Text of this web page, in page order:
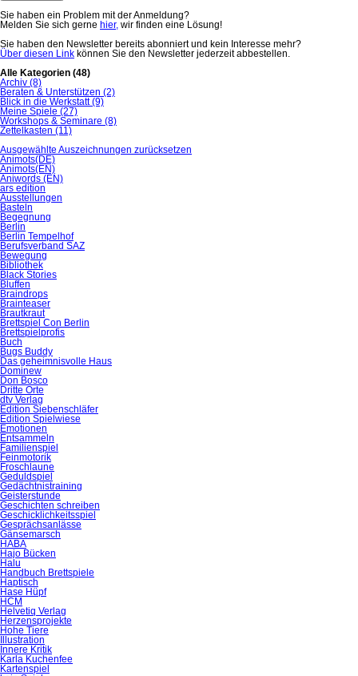
Sie haben ein Problem mit der Anmeldung?
Melden Sie sich gerne hier, wir finden eine Lösung!
Sie haben den Newsletter bereits abonniert und kein Interesse mehr?
Über diesen Link können Sie den Newsletter jederzeit abbestellen.
Alle Kategorien (48)
Archiv (8)
Beraten & Unterstützen (2)
Blick in die Werkstatt (9)
Meine Spiele (27)
Workshops & Seminare (8)
Zettelkasten (11)
Ausgewählte Auszeichnungen zurücksetzen
Animots(DE)
Animots(EN)
Aniwords (EN)
ars edition
Ausstellungen
Basteln
Begegnung
Berlin
Berlin Tempelhof
Berufsverband SAZ
Bewegung
Bibliothek
Black Stories
Bluffen
Braindrops
Brainteaser
Brautkraut
Brettspiel Con Berlin
Brettspielprofis
Buch
Bugs Buddy
Das geheimnisvolle Haus
Dominew
Don Bosco
Dritte Orte
dtv Verlag
Edition Siebenschläfer
Edition Spielwiese
Emotionen
Entsammeln
Familienspiel
Feinmotorik
Froschlaune
Geduldspiel
Gedächtnistraining
Geisterstunde
Geschichten schreiben
Geschicklichkeitsspiel
Gesprächsanlässe
Gänsemarsch
HABA
Hajo Bücken
Halu
Handbuch Brettspiele
Haptisch
Hase Hüpf
HCM
Helvetiq Verlag
Herzensprojekte
Hohe Tiere
Illustration
Innere Kritik
Karla Kuchenfee
Kartenspiel